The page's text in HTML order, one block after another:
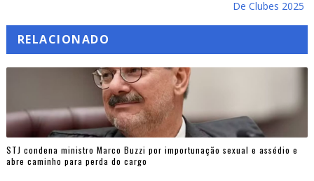
De Clubes 2025
RELACIONADO
STJ condena ministro Marco Buzzi por importunação sexual e assédio e
abre caminho para perda do cargo